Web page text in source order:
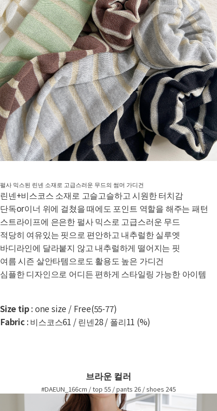
펄사 믹스된 린넨 소재로 고급스러운 무드의 썸머 가디건
린넨+비스코스 소재로 고슬고슬하고 시원한 터치감
단독or이너 위에 걸쳤을 때에도 포인트 역할을 해주는 패턴
스트라이프에 은은한 펄사 믹스로 고급스러운 무드
적당히 여유있는 핏으로 편안하고 내추럴한 실루엣
바디라인에 달라붙지 않고 내추럴하게 떨어지는 핏
여름 시즌 살안타템으로도 활용도 높은 가디건
심플한 디자인으로 어디든 편하게 스타일링 가능한 아이템
Size tip : one size / Free(55-77)
Fabric: 비스코스61 / 린넨28 / 폴리11 (%)
브라운 컬러
#DAEUN_166cm / top 55 / pants 26 / shoes 245